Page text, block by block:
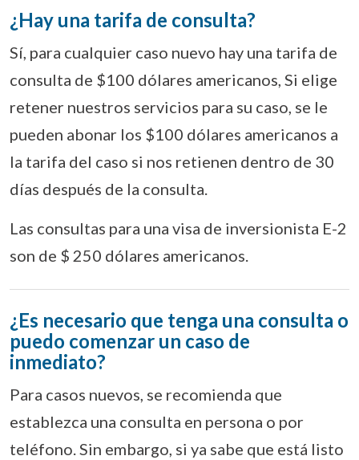
¿Hay una tarifa de consulta?
Sí, para cualquier caso nuevo hay una tarifa de
consulta de $100 dólares americanos, Si elige
retener nuestros servicios para su caso, se le
pueden abonar los $100 dólares americanos a
la tarifa del caso si nos retienen dentro de 30
días después de la consulta.
Las consultas para una visa de inversionista E-2
son de $ 250 dólares americanos.
¿Es necesario que tenga una consulta o
puedo comenzar un caso de
inmediato?
Para casos nuevos, se recomienda que
establezca una consulta en persona o por
teléfono. Sin embargo, si ya sabe que está listo